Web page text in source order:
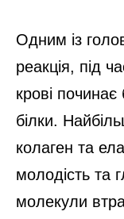
Одним із
реакція, під
крові
білки.
колаген та
молодість та
молекули